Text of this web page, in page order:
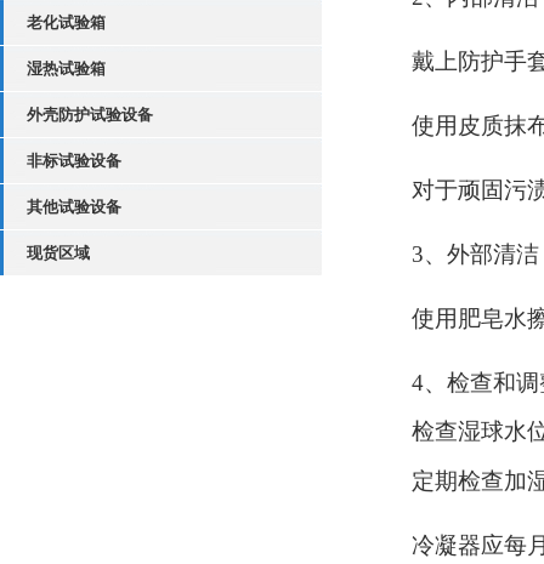
老化试验箱
湿热试验箱
外壳防护试验设备
非标试验设备
其他试验设备
现货区域
戴上防护手
使用皮质抹
对于顽固污
3、外部清洁
使用肥皂水
4、检查和
检查湿球水
定期检查加
冷凝器应每